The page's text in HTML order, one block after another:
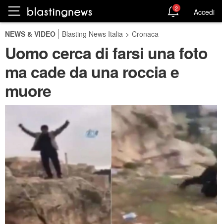
2 Accedi
NEWS & VIDEO Blasting News Italia > Cronaca
Uomo cerca di farsi una foto
ma cade da una roccia e
muore